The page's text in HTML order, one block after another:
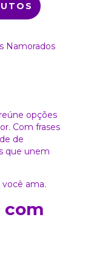
Namorados
opções
Com frases
de
que unem
ama.
com